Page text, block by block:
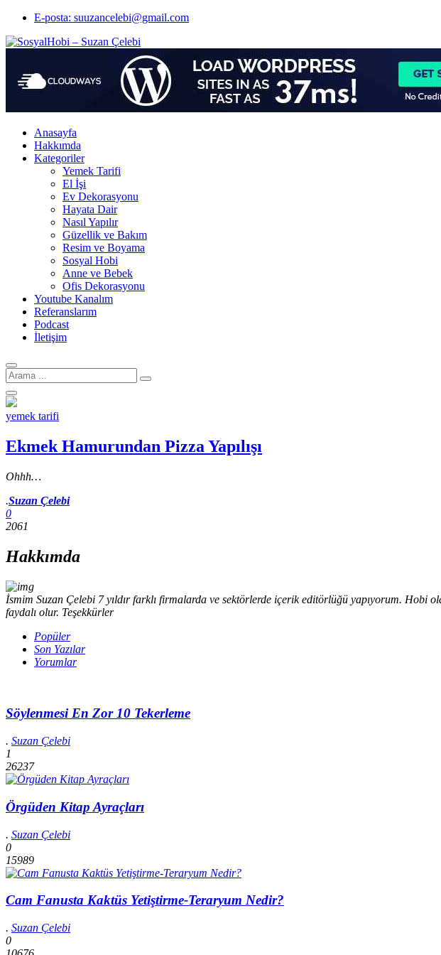
E-posta: suuzancelebi@gmail.com
Anasayfa
Hakkımda
Kategoriler
Yemek Tarifi
El İşi
Ev Dekorasyonu
Hayata Dair
Nasıl Yapılır
Güzellik ve Bakım
Resim ve Boyama
Sosyal Hobi
Anne ve Bebek
Ofis Dekorasyonu
Youtube Kanalım
Referanslarım
Podcast
İletişim
Arama
için:
yemek tarifi
Ekmek Hamurundan Pizza Yapılışı
Ohhh…
Yazar
.Suzan Çelebi
0
2061
Hakkımda
İsmim Suzan Çelebi 7 yıldır farklı firmalarda ve sektörlerde içerik editörlüğü yapıyorum. Hobi
faydalı olur. Teşekkürler
Popüler
Son Yazılar
Yorumlar
Söylenmesi En Zor 10 Tekerleme
. Suzan Çelebi
1
26237
Örgüden Kitap Ayraçları
. Suzan Çelebi
0
15989
Cam Fanusta Kaktüs Yetiştirme-Teraryum Nedir?
. Suzan Çelebi
0